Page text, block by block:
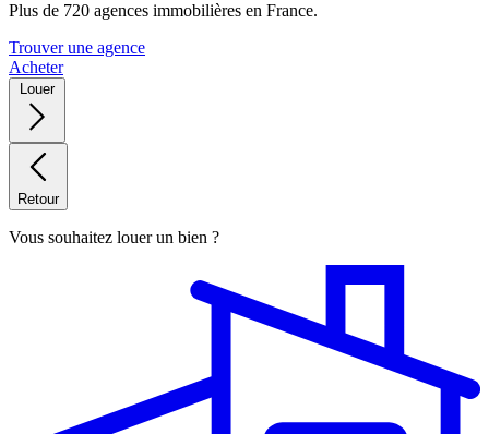
Plus de 720 agences immobilières en France.
Trouver une agence
Acheter
Louer
Retour
Vous souhaitez louer un bien ?